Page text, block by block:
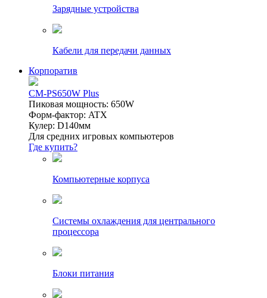
Зарядные устройства
Кабели для передачи данных
Корпоратив
CM-PS650W Plus
Пиковая мощность: 650W
Форм-фактор: ATX
Кулер: D140мм
Для средних игровых компьютеров
Где купить?
Компьютерные корпуса
Системы охлаждения для центрального
процессора
Блоки питания